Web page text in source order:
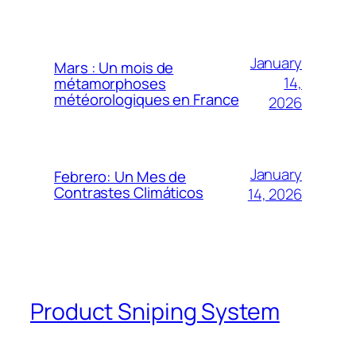
Mars : Un mois de
métamorphoses
météorologiques en France
January
14,
2026
Febrero: Un Mes de
Contrastes Climáticos
January
14, 2026
Product Sniping System